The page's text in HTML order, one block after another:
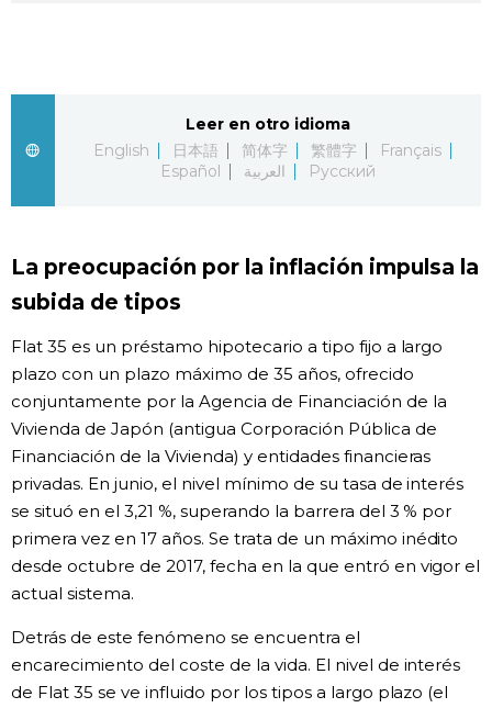
Avisos
Leer en otro idioma
English
日本語 简体字 繁體字
Français
Español
العربية Русский
La preocupación por la inflación impulsa la
subida de tipos
Flat 35 es un préstamo hipotecario a tipo fijo a largo
plazo con un plazo máximo de 35 años, ofrecido
conjuntamente por la Agencia de Financiación de la
Vivienda de Japón (antigua Corporación Pública de
Financiación de la Vivienda) y entidades financieras
privadas. En junio, el nivel mínimo de su tasa de interés
se situó en el 3,21 %, superando la barrera del 3 % por
primera vez en 17 años. Se trata de un máximo inédito
desde octubre de 2017, fecha en la que entró en vigor el
actual sistema.
Detrás de este fenómeno se encuentra el
encarecimiento del coste de la vida. El nivel de interés
de Flat 35 se ve influido por los tipos a largo plazo (el